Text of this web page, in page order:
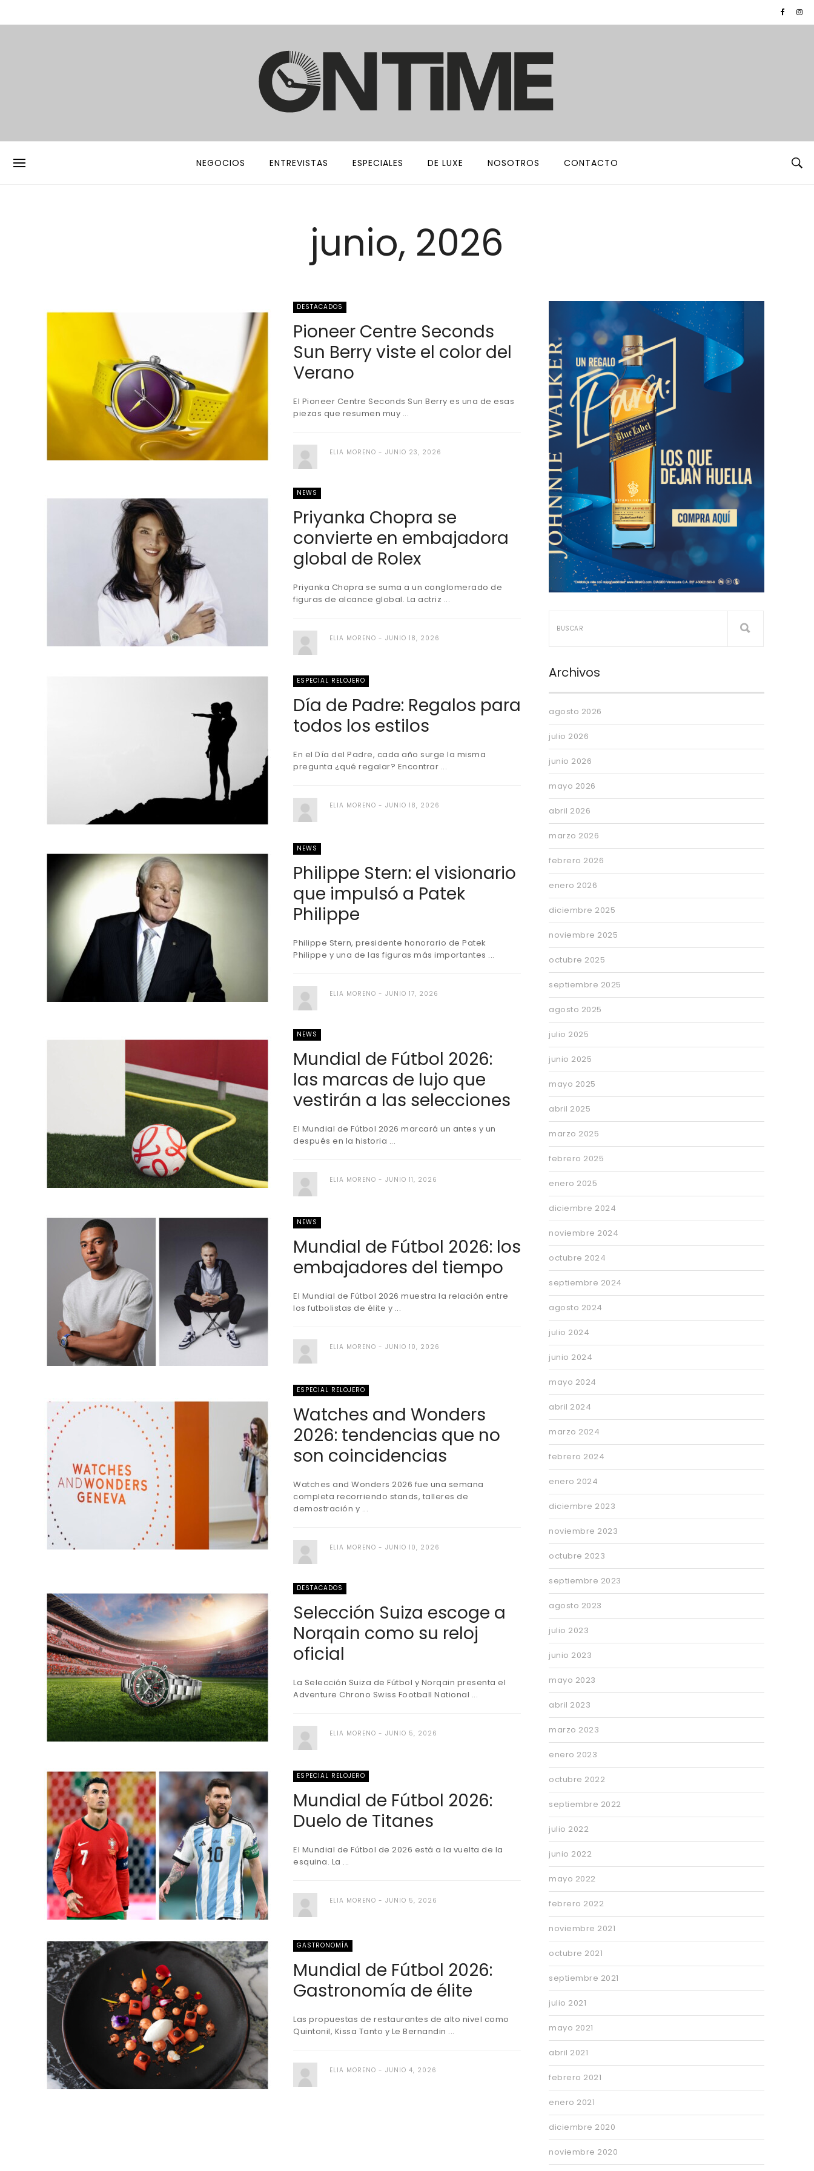
NEGOCIOS ENTREVISTAS ESPECIALES DE LUXE NOSOTROS CONTACTO
junio, 2026
DESTACADOS
Pioneer Centre Seconds
Sun Berry viste el color del
Verano
El Pioneer Centre Seconds Sun Berry es una de esas
piezas que resumen muy ...
ELIA MORENO JUNIO 23, 2026
NEWS
Priyanka Chopra se
convierte en embajadora
global de Rolex
Priyanka Chopra se suma a un conglomerado de
figuras de alcance global. La actriz ...
ELIA MORENO JUNIO 18, 2026
ESPECIAL RELOJERO
Día de Padre: Regalos para
todos los estilos
En el Día del Padre, cada año surge la misma
pregunta ¿qué regalar? Encontrar ...
ELIA MORENO JUNIO 18, 2026
NEWS
Philippe Stern: el visionario
que impulsó a Patek
Philippe
Philippe Stern, presidente honorario de Patek
Philippe y una de las figuras más importantes ...
ELIA MORENO JUNIO 17, 2026
NEWS
Mundial de Fútbol 2026:
las marcas de lujo que
vestirán a las selecciones
El Mundial de Fútbol 2026 marcará un antes y un
después en la historia ...
ELIA MORENO JUNIO 11, 2026
NEWS
Mundial de Fútbol 2026: los
embajadores del tiempo
El Mundial de Fútbol 2026 muestra la relación entre
los futbolistas de élite y ...
ELIA MORENO JUNIO 10, 2026
ESPECIAL RELOJERO
Watches and Wonders
2026: tendencias que no
son coincidencias
Watches and Wonders 2026 fue una semana
completa recorriendo stands, talleres de
demostración y ...
ELIA MORENO JUNIO 10, 2026
DESTACADOS
Selección Suiza escoge a
Norqain como su reloj
oficial
La Selección Suiza de Fútbol y Norqain presenta el
Adventure Chrono Swiss Football National ...
ELIA MORENO JUNIO 5, 2026
ESPECIAL RELOJERO
Mundial de Fútbol 2026:
Duelo de Titanes
El Mundial de Fútbol de 2026 está a la vuelta de la
esquina. La ...
ELIA MORENO JUNIO 5, 2026
GASTRONOMÍA
Mundial de Fútbol 2026:
Gastronomía de élite
Las propuestas de restaurantes de alto nivel como
Quintonil, Kissa Tanto y Le Bernandin ...
ELIA MORENO JUNIO 4, 2026
Archivos
agosto 2026
julio 2026
junio 2026
mayo 2026
abril 2026
marzo 2026
febrero 2026
enero 2026
diciembre 2025
noviembre 2025
octubre 2025
septiembre 2025
agosto 2025
julio 2025
junio 2025
mayo 2025
abril 2025
marzo 2025
febrero 2025
enero 2025
diciembre 2024
noviembre 2024
octubre 2024
septiembre 2024
agosto 2024
julio 2024
junio 2024
mayo 2024
abril 2024
marzo 2024
febrero 2024
enero 2024
diciembre 2023
noviembre 2023
octubre 2023
septiembre 2023
agosto 2023
julio 2023
junio 2023
mayo 2023
abril 2023
marzo 2023
enero 2023
octubre 2022
septiembre 2022
julio 2022
junio 2022
mayo 2022
febrero 2022
noviembre 2021
octubre 2021
septiembre 2021
julio 2021
mayo 2021
abril 2021
febrero 2021
enero 2021
diciembre 2020
noviembre 2020